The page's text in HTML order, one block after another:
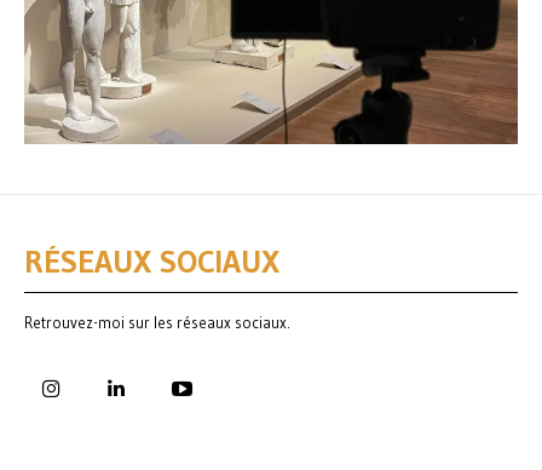
RÉSEAUX SOCIAUX
Retrouvez-moi sur les réseaux sociaux.